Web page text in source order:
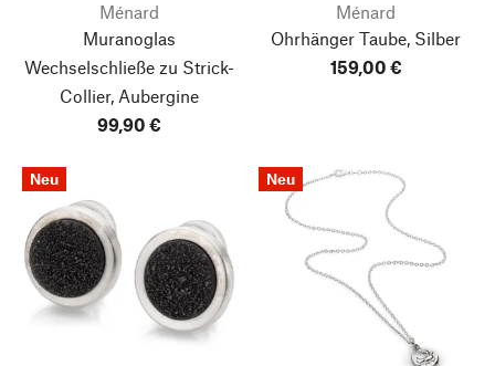
Ménard
Muranoglas
Wechselschließe zu Strick-
Collier, Aubergine
99,90 €
Ménard
Ohrhänger Taube, Silber
159,00 €
Neu Neu